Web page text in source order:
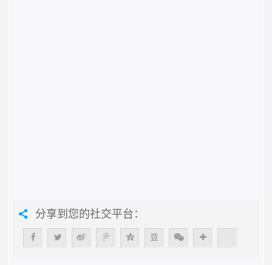
分享到您的社交平台：